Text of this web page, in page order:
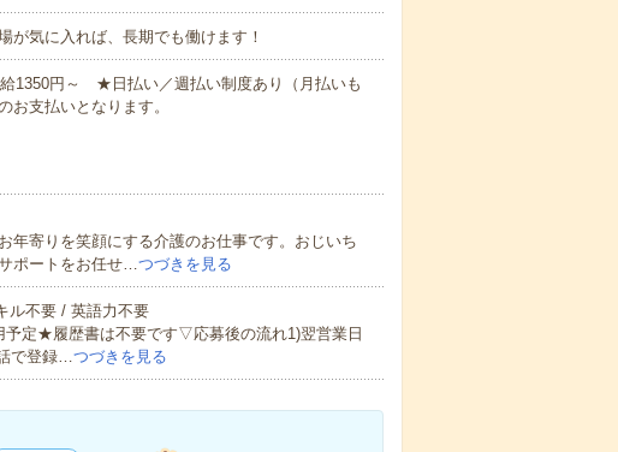
気に入れば、長期でも働けます！
1350円～ ★日払い／週払い制度あり（月払いも
支払いとなります。
年寄りを笑顔にする介護のお仕事です。おじいち
ポートをお任せ…つづきを見る
ル不要 / 英語力不要
定★履歴書は不要です▽応募後の流れ1)翌営業日
で登録…つづきを見る